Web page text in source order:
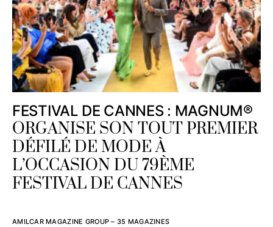
FESTIVAL DE CANNES : MAGNUM®
ORGANISE SON TOUT PREMIER
DÉFILÉ DE MODE À
L’OCCASION DU 79ÈME
FESTIVAL DE CANNES
AMILCAR MAGAZINE GROUP – 35 MAGAZINES